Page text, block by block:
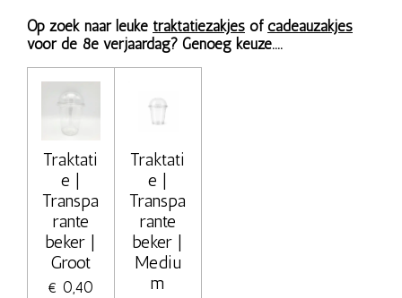
Op zoek naar leuke traktatiezakjes of cadeauzakjes
voor de 8e verjaardag? Genoeg keuze....
Traktati
e |
Transpa
rante
beker |
Groot
€ 0,40
Traktati
e |
Transpa
rante
beker |
Mediu
m